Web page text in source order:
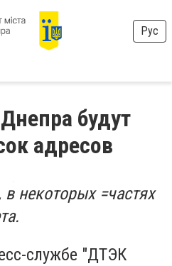
Рус
будут
адресов
в некоторых =частях
службе "ДТЭК